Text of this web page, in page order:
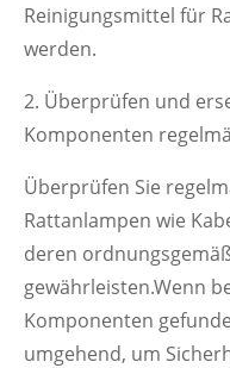
Reinigungsmittel für
werden.
2. Überprüfen und
Komponenten
Überprüfen Sie
Rattanlampen wie
deren
gewährleisten.Wenn
Komponenten
umgehend, um